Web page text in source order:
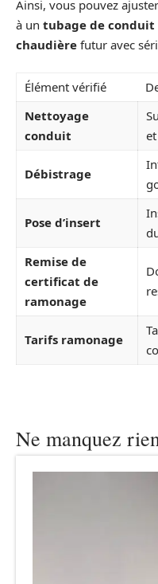
Ainsi, vous pouvez
à un tubage de conduit
chaudière futur avec
Élément vérifié
Nettoyage
conduit
Débistrage
Pose d’insert
Remise de
certificat de
ramonage
Tarifs ramonage
Ne manquez